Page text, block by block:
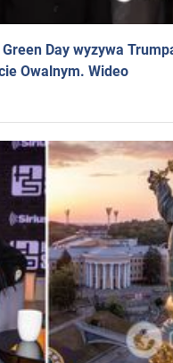
Day wyzywa
Owalnym. Wideo